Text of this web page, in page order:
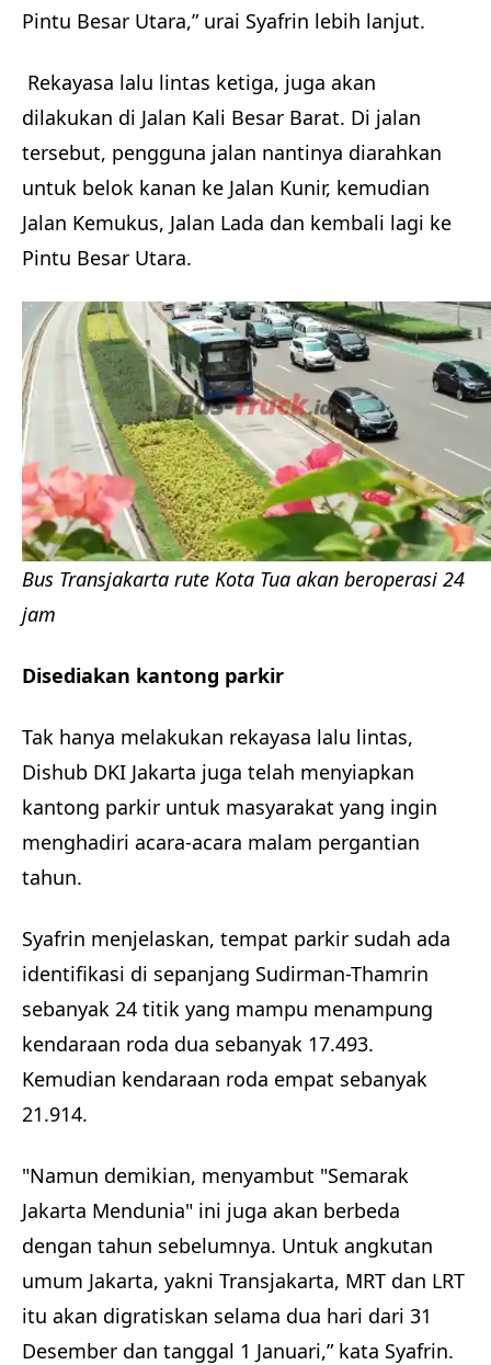
Pintu Besar Utara,” urai Syafrin lebih lanjut.
Rekayasa lalu lintas ketiga, juga akan
dilakukan di Jalan Kali Besar Barat. Di jalan
tersebut, pengguna jalan nantinya diarahkan
untuk belok kanan ke Jalan Kunir, kemudian
Jalan Kemukus, Jalan Lada dan kembali lagi ke
Pintu Besar Utara.
Bus Transjakarta rute Kota Tua akan beroperasi 24
jam
Disediakan kantong parkir
Tak hanya melakukan rekayasa lalu lintas,
Dishub DKI Jakarta juga telah menyiapkan
kantong parkir untuk masyarakat yang ingin
menghadiri acara-acara malam pergantian
tahun.
Syafrin menjelaskan, tempat parkir sudah ada
identifikasi di sepanjang Sudirman-Thamrin
sebanyak 24 titik yang mampu menampung
kendaraan roda dua sebanyak 17.493.
Kemudian kendaraan roda empat sebanyak
21.914.
"Namun demikian, menyambut "Semarak
Jakarta Mendunia" ini juga akan berbeda
dengan tahun sebelumnya. Untuk angkutan
umum Jakarta, yakni Transjakarta, MRT dan LRT
itu akan digratiskan selama dua hari dari 31
Desember dan tanggal 1 Januari,” kata Syafrin.